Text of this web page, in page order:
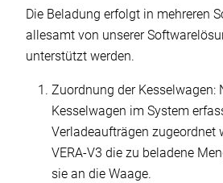
Die Beladung erfolgt in mehreren
allesamt von unserer
unterstützt werden.
Zuordnung der Kesselwagen:
Kesselwagen im System
Verladeaufträgen zugeordnet
VERA-V3 die zu beladene
sie an die Waage.